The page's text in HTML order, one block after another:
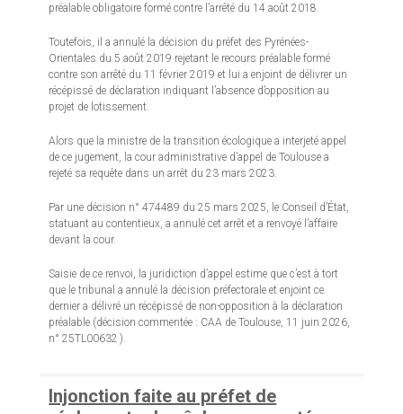
préalable obligatoire formé contre l’arrêté du 14 août 2018.
Toutefois, il a annulé la décision du préfet des Pyrénées-
Orientales du 5 août 2019 rejetant le recours préalable formé
contre son arrêté du 11 février 2019 et lui a enjoint de délivrer un
récépissé de déclaration indiquant l’absence d’opposition au
projet de lotissement.
Alors que la ministre de la transition écologique a interjeté appel
de ce jugement, la cour administrative d’appel de Toulouse a
rejeté sa requête dans un arrêt du 23 mars 2023.
Par une décision n° 474489 du 25 mars 2025, le Conseil d’État,
statuant au contentieux, a annulé cet arrêt et a renvoyé l’affaire
devant la cour.
Saisie de ce renvoi, la juridiction d’appel estime que c’est à tort
que le tribunal a annulé la décision préfectorale et enjoint ce
dernier a délivré un récépissé de non-opposition à la déclaration
préalable (décision commentée : CAA de Toulouse, 11 juin 2026,
n° 25TL00632 ).
Injonction faite au préfet de